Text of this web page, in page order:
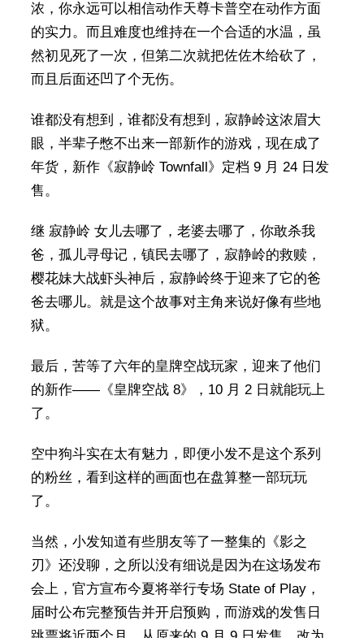
浓，你永远可以相信动作天尊卡普空在动作方面
的实力。而且难度也维持在一个合适的水温，虽
然初见死了一次，但第二次就把佐佐木给砍了，
而且后面还凹了个无伤。
谁都没有想到，谁都没有想到，寂静岭这浓眉大
眼，半辈子憋不出来一部新作的游戏，现在成了
年货，新作《寂静岭 Townfall》定档 9 月 24 日发
售。
继 寂静岭 女儿去哪了，老婆去哪了，你敢杀我
爸，孤儿寻母记，镇民去哪了，寂静岭的救赎，
樱花妹大战虾头神后，寂静岭终于迎来了它的爸
爸去哪儿。就是这个故事对主角来说好像有些地
狱。
最后，苦等了六年的皇牌空战玩家，迎来了他们
的新作——《皇牌空战 8》，10 月 2 日就能玩上
了。
空中狗斗实在太有魅力，即便小发不是这个系列
的粉丝，看到这样的画面也在盘算整一部玩玩
了。
当然，小发知道有些朋友等了一整集的《影之
刃》还没聊，之所以没有细说是因为在这场发布
会上，官方宣布今夏将举行专场 State of Play，
届时公布完整预告并开启预购，而游戏的发售日